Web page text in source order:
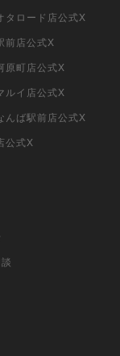
タロード店公式X
前店公式X
原町店公式X
ルイ店公式X
んば駅前店公式X
公式X